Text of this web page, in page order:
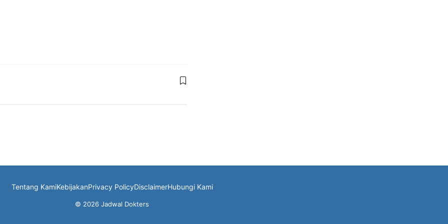
Tentang KamiKebijakanPrivacy PolicyDisclaimerHubungi Kami
© 2026 Jadwal Dokters